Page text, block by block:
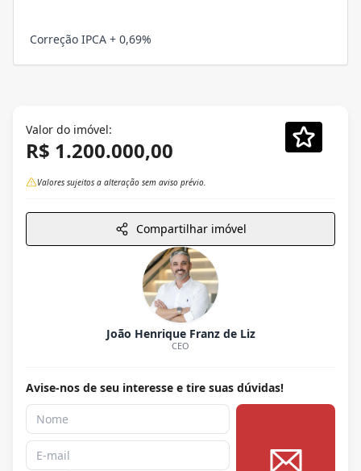
Correção IPCA + 0,69%
Valor do imóvel:
R$ 1.200.000,00
Valores sujeitos a alteração sem aviso prévio.
Compartilhar imóvel
João Henrique Franz de Liz
CEO
Avise-nos de seu interesse e tire suas dúvidas!